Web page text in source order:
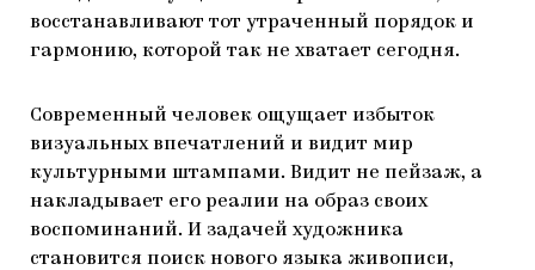
восстанавливают тот утраченный порядок и
гармонию, которой так не хватает сегодня.
Современный человек ощущает избыток
визуальных впечатлений и видит мир
культурными штампами. Видит не пейзаж, а
накладывает его реалии на образ своих
воспоминаний. И задачей художника
становится поиск нового языка живописи,